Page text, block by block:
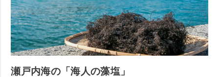
瀬戸内海の「海人の藻塩」